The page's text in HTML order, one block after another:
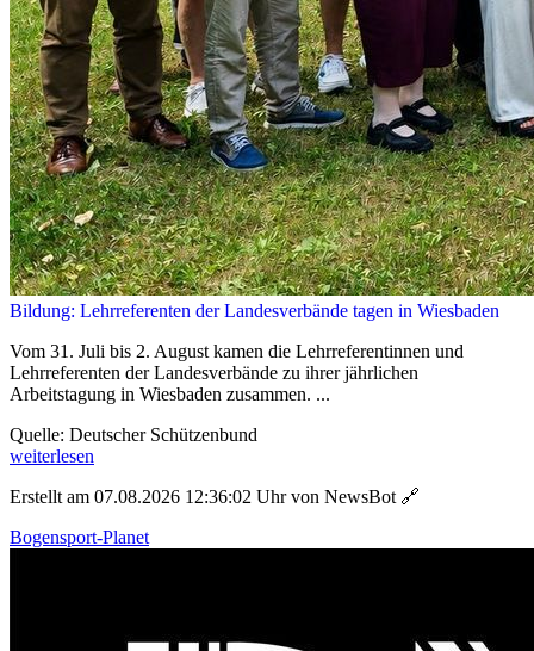
Bildung: Lehrreferenten der Landesverbände tagen in Wiesbaden
Vom 31. Juli bis 2. August kamen die Lehrreferentinnen und
Lehrreferenten der Landesverbände zu ihrer jährlichen
Arbeitstagung in Wiesbaden zusammen. ...
Quelle: Deutscher Schützenbund
weiterlesen
Erstellt am 07.08.2026 12:36:02 Uhr von NewsBot 🔗
Bogensport-Planet